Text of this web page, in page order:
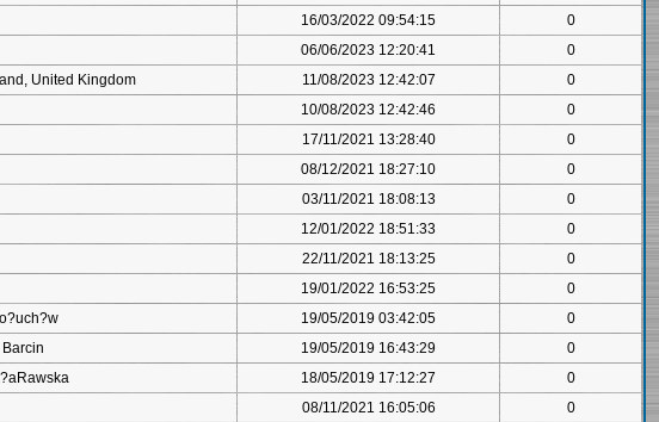
16/03/2022 09:54:15
0
06/06/2023 12:20:41
0
United Kingdom 11/08/2023 12:42:07
0
10/08/2023 12:42:46
0
17/11/2021 13:28:40
0
08/12/2021 18:27:10
0
03/11/2021 18:08:13
0
12/01/2022 18:51:33
0
22/11/2021 18:13:25
0
19/01/2022 16:53:25
0
19/05/2019 03:42:05
0
Barcin 19/05/2019 16:43:29
0
18/05/2019 17:12:27
0
08/11/2021 16:05:06
0